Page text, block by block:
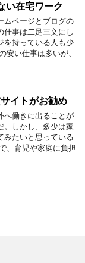
い在宅ワーク
ムページとブログの
仕事は二足三文にし
を持っている人も少
安い仕事は多いが、
イトがお勧め
へ働きに出ることが
。しかし、多少は家
みたいと思っている
、育児や家庭に負担